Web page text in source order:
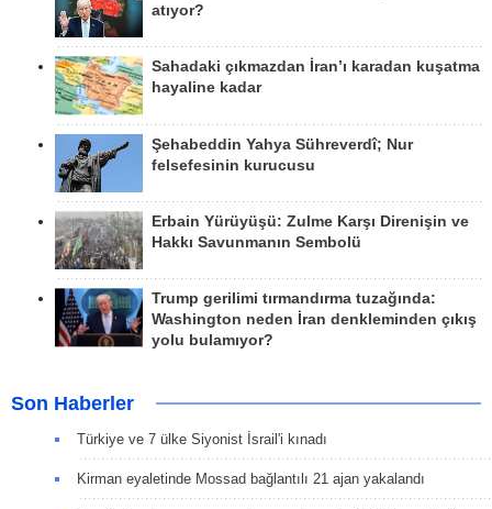
atıyor?
Sahadaki çıkmazdan İran’ı karadan kuşatma
hayaline kadar
Şehabeddin Yahya Sühreverdî; Nur
felsefesinin kurucusu
Erbain Yürüyüşü: Zulme Karşı Direnişin ve
Hakkı Savunmanın Sembolü
Trump gerilimi tırmandırma tuzağında:
Washington neden İran denkleminden çıkış
yolu bulamıyor?
Son Haberler
Türkiye ve 7 ülke Siyonist İsrail'i kınadı
Kirman eyaletinde Mossad bağlantılı 21 ajan yakalandı